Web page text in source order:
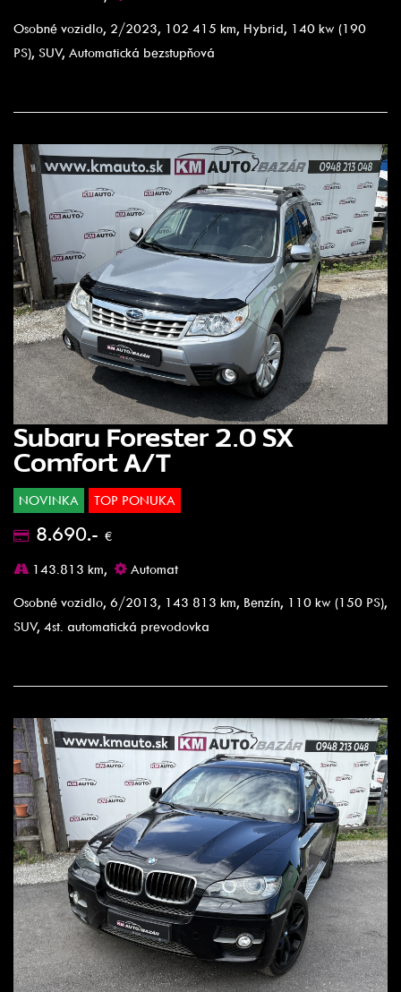
Osobné vozidlo, 2/2023, 102 415 km, Hybrid, 140 kw (190
PS), SUV, Automatická bezstupňová
Subaru Forester 2.0 SX
Comfort A/T
NOVINKA TOP PONUKA
8.690.- €
143.813 km,
Automat
Osobné vozidlo, 6/2013, 143 813 km, Benzín, 110 kw (150 PS),
SUV, 4st. automatická prevodovka